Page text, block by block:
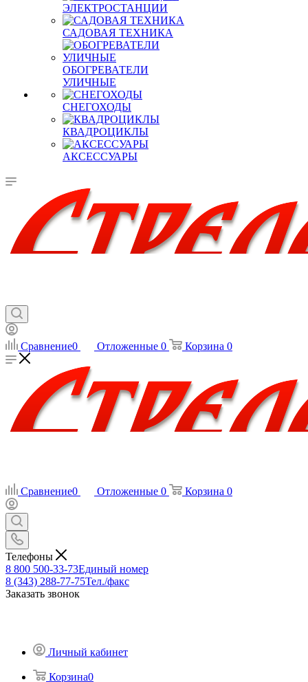
ЭЛЕКТРОСТАНЦИИ
САДОВАЯ ТЕХНИКА
ОБОГРЕВАТЕЛИ
УЛИЧНЫЕ
СНЕГОХОДЫ
КВАДРОЦИКЛЫ
АКСЕССУАРЫ
Сравнение0 Отложенные 0 Корзина 0
Сравнение0 Отложенные 0 Корзина 0
Телефоны
8 800 500-33-73Единый номер
8 (343) 288-77-75Тел./факс
Заказать звонок
Личный кабинет
Корзина0